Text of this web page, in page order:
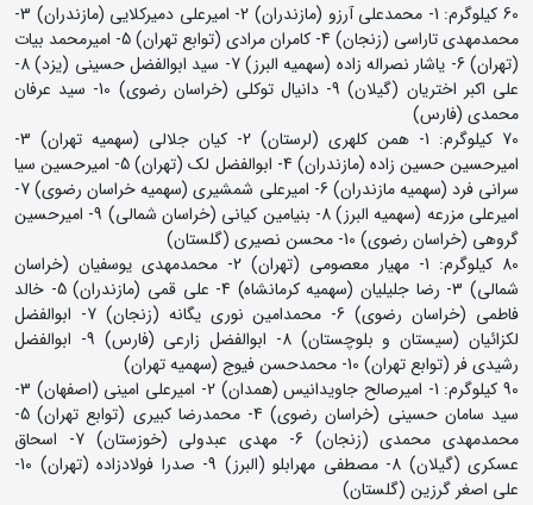
60 کیلوگرم: 1- محمدعلی آرزو (مازندران) 2- امیرعلی دمیرکلایی (مازندران) 3-
محمدمهدی تاراسی (زنجان) 4- کامران مرادی (توابع تهران) 5- امیرمحمد بیات
(تهران) 6- یاشار نصراله زاده (سهمیه البرز) 7- سید ابوالفضل حسینی (یزد) 8-
علی اکبر اختریان (گیلان) 9- دانیال توکلی (خراسان رضوی) 10- سید عرفان
محمدی (فارس)
70 کیلوگرم: 1- همن کلهری (لرستان) 2- کیان جلالی (سهمیه تهران) 3-
امیرحسین حسین زاده (مازندران) 4- ابوالفضل لک (تهران) 5- امیرحسین سیا
سرانی فرد (سهمیه مازندران) 6- امیرعلی شمشیری (سهمیه خراسان رضوی) 7-
امیرعلی مزرعه (سهمیه البرز) 8- بنیامین کیانی (خراسان شمالی) 9- امیرحسین
گروهی (خراسان رضوی) 10- محسن نصیری (گلستان)
80 کیلوگرم: 1- مهیار معصومی (تهران) 2- محمدمهدی یوسفیان (خراسان
شمالی) 3- رضا جلیلیان (سهمیه کرمانشاه) 4- علی قمی (مازندران) 5- خالد
فاطمی (خراسان رضوی) 6- محمدامین نوری یگانه (زنجان) 7- ابوالفضل
لکزائیان (سیستان و بلوچستان) 8- ابوالفضل زارعی (فارس) 9- ابوالفضل
رشیدی فر (توابع تهران) 10- محمدحسن فیوج (سهمیه تهران)
90 کیلوگرم: 1- امیرصالح جاویدانیس (همدان) 2- امیرعلی امینی (اصفهان) 3-
سید سامان حسینی (خراسان رضوی) 4- محمدرضا کبیری (توابع تهران) 5-
محمدمهدی محمدی (زنجان) 6- مهدی عبدولی (خوزستان) 7- اسحاق
عسکری (گیلان) 8- مصطفی مهرابلو (البرز) 9- صدرا فولادزاده (تهران) 10-
علی اصغر گرزین (گلستان)